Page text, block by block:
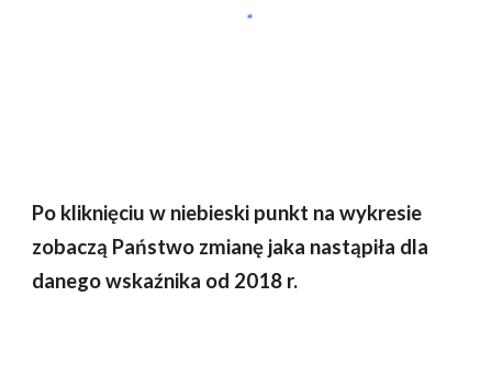
Po kliknięciu w niebieski punkt na wykresie
zobaczą Państwo zmianę jaka nastąpiła dla
danego wskaźnika od 2018 r.